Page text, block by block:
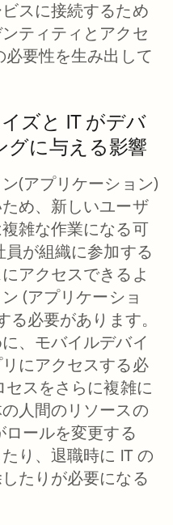
スに接続するため
ティティとアクセ
必要性を生み出して
ズと IT がデバ
グに与える影響
(アプリケーション)
め、新しいユーザ
雑な作業になる可
が組織に参加する
アクセスできるよ
(アプリケーショ
る必要があります。
、モバイルデバイ
にアクセスする必
スをさらに複雑に
人間のリソースの
ールを変更する
り、退職時に IT の
たりが必要になる